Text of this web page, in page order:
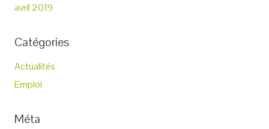
avril 2019
Catégories
Actualités
Emploi
Méta